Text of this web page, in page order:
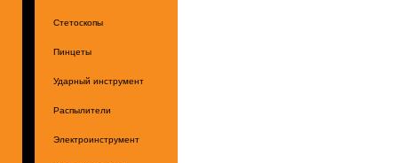
Стетоскопы
Пинцеты
Ударный инструмент
Распылители
Электроинструмент